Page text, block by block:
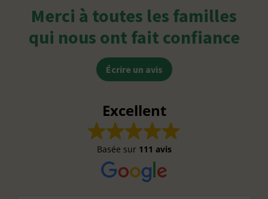
Merci à toutes les familles
qui nous ont fait confiance
Écrire un avis
Excellent
Basée sur 111 avis